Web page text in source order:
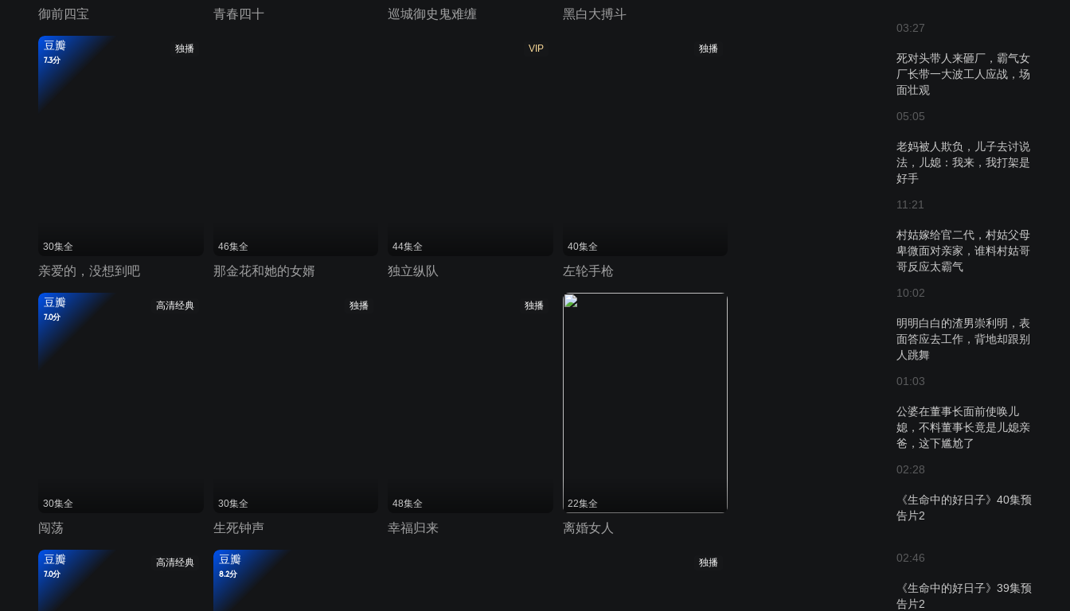
03:27
死对头带人来砸厂，霸气女
厂长带一大波工人应战，场
面壮观
05:05
老妈被人欺负，儿子去讨说
法，儿媳：我来，我打架是
好手
11:21
村姑嫁给官二代，村姑父母
卑微面对亲家，谁料村姑哥
哥反应太霸气
10:02
明明白白的渣男崇利明，表
面答应去工作，背地却跟别
人跳舞
01:03
公婆在董事长面前使唤儿
媳，不料董事长竟是儿媳亲
爸，这下尴尬了
02:28
《生命中的好日子》40集预
告片2
02:46
《生命中的好日子》39集预
告片2
御前四宝 青春四十 巡城御史鬼难缠 黑白大搏斗
独播
豆瓣
7.3分
30集全
亲爱的，没想到吧
46集全
那金花和她的女婿
VIP
44集全
独立纵队
独播
40集全
左轮手枪
高清经典
豆瓣
7.0分
30集全
闯荡
独播
30集全
生死钟声
独播
48集全
幸福归来
22集全
离婚女人
高清经典
豆瓣
7.0分
豆瓣
8.2分
独播